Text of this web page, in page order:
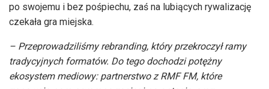
po swojemu i bez pośpiechu, zaś na lubiących rywalizację
czekała gra miejska.
– Przeprowadziliśmy rebranding, który przekroczył ramy
tradycyjnych formatów. Do tego dochodzi potężny
ekosystem mediowy: partnerstwo z RMF FM, które